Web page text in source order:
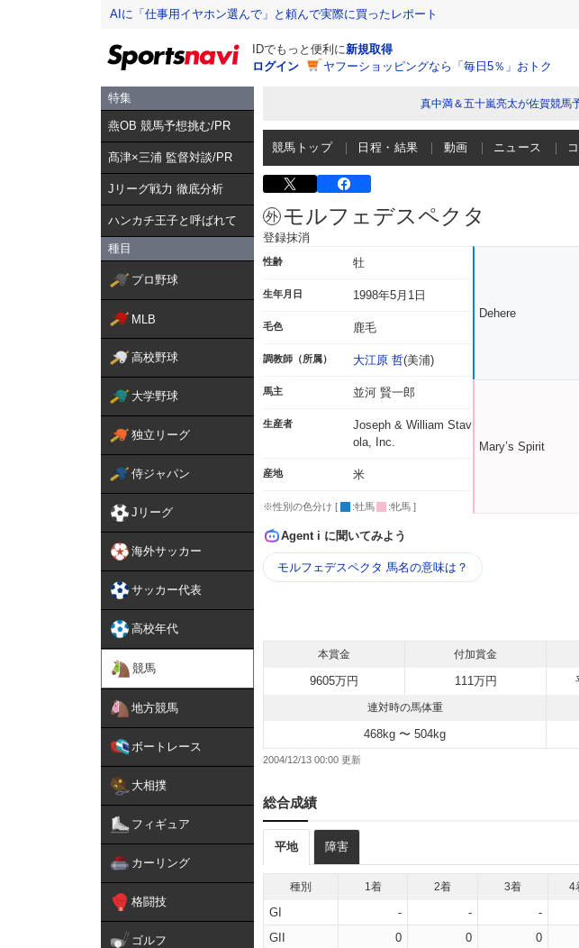
AIに「仕事用イヤホン選んで」と頼んで実際に買ったレポート
IDでもっと便利に新規取得
ログイン
ヤフーショッピングなら「毎日5％」おトク
特集
燕OB 競馬予想挑む/PR
髙津×三浦 監督対談/PR
Jリーグ戦力 徹底分析
ハンカチ王子と呼ばれて
種目
プロ野球
MLB
高校野球
大学野球
独立リーグ
侍ジャパン
Jリーグ
海外サッカー
サッカー代表
高校年代
競馬
地方競馬
ボートレース
大相撲
フィギュア
カーリング
格闘技
ゴルフ
真中満＆五十嵐亮太が佐賀競馬
競馬トップ 日程・結果 動画 ニュース
モルフェデスペクタ
登録抹消
性齢 牡
生年月日 1998年5月1日
毛色 鹿毛
調教師（所属） 大江原 哲(美浦)
馬主 並河 賢一郎
生産者
Joseph & William Stav
ola, Inc.
産地 米
※性別の色分け [ :牡馬 :牝馬 ]
Dehere
Mary’s Spirit
Agent i に聞いてみよう
モルフェデスペクタ 馬名の意味は？
本賞金 付加賞金
9605万円 111万円
連対時の馬体重
468kg 〜 504kg
2004/12/13 00:00
総合成績
平地 障害
種別 1着 2着 3着 4
GI - - -
GII
0 0 0